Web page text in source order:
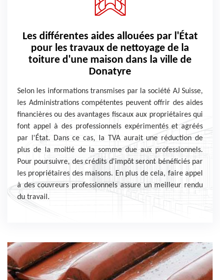
Les différentes aides allouées par l'État
pour les travaux de nettoyage de la
toiture d'une maison dans la ville de
Donatyre
Selon les informations transmises par la société AJ Suisse,
les Administrations compétentes peuvent offrir des aides
financières ou des avantages fiscaux aux propriétaires qui
font appel à des professionnels expérimentés et agréés
par l'État. Dans ce cas, la TVA aurait une réduction de
plus de la moitié de la somme due aux professionnels.
Pour poursuivre, des crédits d'impôt seront bénéficiés par
les propriétaires des maisons. En plus de cela, faire appel
à des couvreurs professionnels assure un meilleur rendu
du travail.